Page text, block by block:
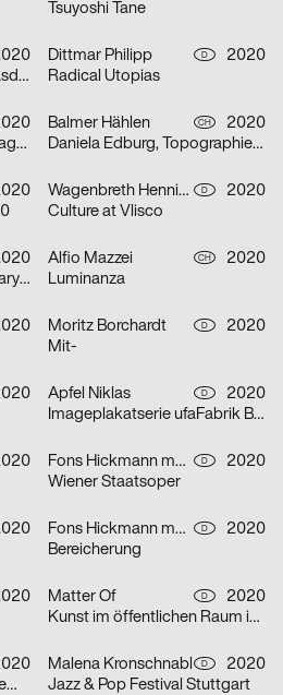
Tsuyoshi Tane
UNPLUGGED – Stolen x Basdban
Dittmar Philipp D
2020
Radical Utopias
Tanzquartier Wien – Kampagne Camilla Schielin
Balmer Hählen CH
2020
Daniela Edburg, Topographies of Transformation
Wagenbreth Henning D
2020
Culture at Vlisco
Lecture Series in Evolutionary Ecology
Alfio Mazzei CH
2020
Luminanza
Moritz Borchardt D
2020
Mit-
Apfel Niklas D
2020
Imageplakatserie ufaFabrik Berlin
Fons Hickmann m23 D
2020
Wiener Staatsoper
Fons Hickmann m23 D
2020
Bereicherung
Matter Of D
2020
Kunst im öffentlichen Raum in Stuttgart
50 Years Museum of Contemporary Art Skopje
Malena Kronschnabl D
2020
Jazz & Pop Festival Stuttgart